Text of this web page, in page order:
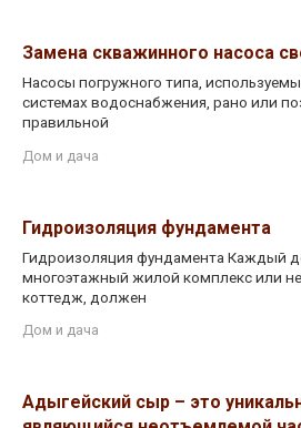
Замена скважинного насоса
Насосы погружного типа,
системах водоснабжения, рано или
правильной
Дом и дача
Гидроизоляция фундамента
Гидроизоляция фундамента Каждый
многоэтажный жилой комплекс или
коттедж, должен
Дом и дача
Адыгейский сыр – это